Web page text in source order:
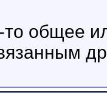
то общее